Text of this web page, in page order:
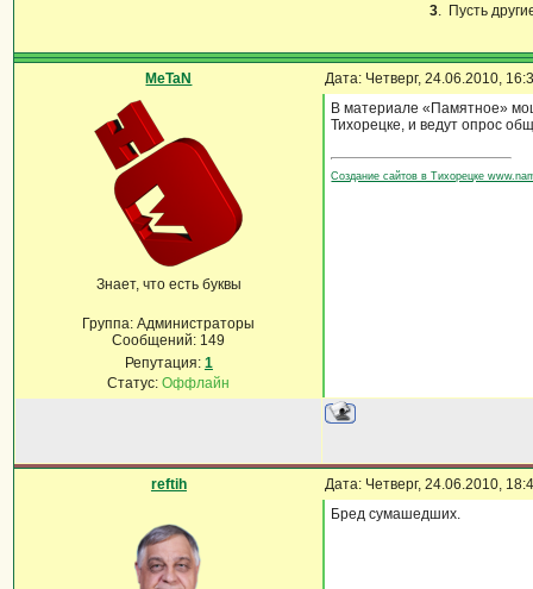
3. Пусть
MeTaN Дата: Четверг, 24.06.2010,
Знает, что есть буквы
Группа: Администраторы
Сообщений: 149
Репутация: 1
Статус:Оффлайн
В материале «Памятное»
Тихорецке, и ведут опрос
Создание сайтов в Тихорецке
reftih Дата: Четверг, 24.06.2010,
Бред сумашедших.